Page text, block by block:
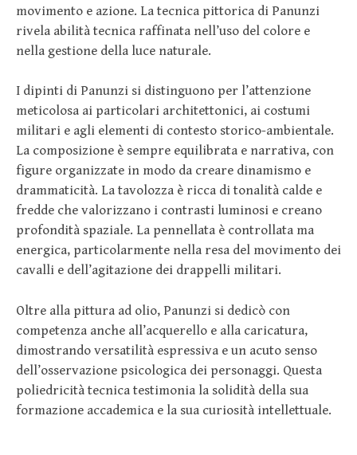
movimento e azione. La tecnica pittorica di Panunzi
rivela abilità tecnica raffinata nell’uso del colore e
nella gestione della luce naturale.
I dipinti di Panunzi si distinguono per l’attenzione
meticolosa ai particolari architettonici, ai costumi
militari e agli elementi di contesto storico-ambientale.
La composizione è sempre equilibrata e narrativa, con
figure organizzate in modo da creare dinamismo e
drammaticità. La tavolozza è ricca di tonalità calde e
fredde che valorizzano i contrasti luminosi e creano
profondità spaziale. La pennellata è controllata ma
energica, particolarmente nella resa del movimento dei
cavalli e dell’agitazione dei drappelli militari.
Oltre alla pittura ad olio, Panunzi si dedicò con
competenza anche all’acquerello e alla caricatura,
dimostrando versatilità espressiva e un acuto senso
dell’osservazione psicologica dei personaggi. Questa
poliedricità tecnica testimonia la solidità della sua
formazione accademica e la sua curiosità intellettuale.